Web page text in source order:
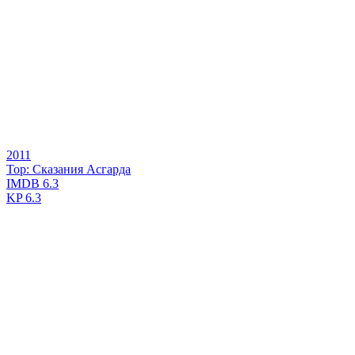
2011
Тор: Сказания Асгарда
IMDB 6.3
KP6.3